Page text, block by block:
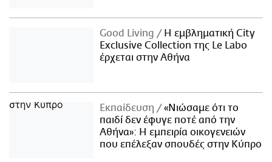
Good Living
Η εμβληματική City
Exclusive Collection της Le Labo
έρχεται στην Αθήνα
Εκπαίδευση
«Νιώσαμε ότι το
παιδί δεν έφυγε ποτέ από την
Αθήνα»: Η εμπειρία οικογενειών
που επέλεξαν σπουδές στην Κύπρο